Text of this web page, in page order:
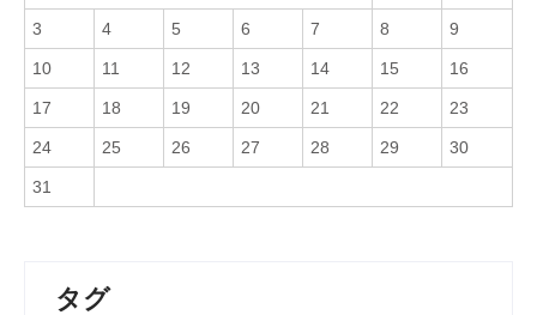
3 4 5 6 7 8 9
10 11 12 13 14 15 16
17 18 19 20 21 22 23
24 25 26 27 28 29 30
31
タグ